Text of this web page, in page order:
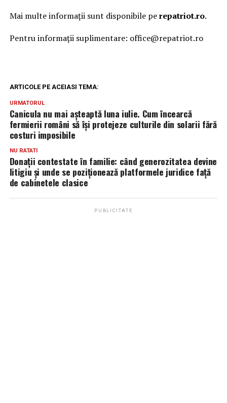
Mai multe informații sunt disponibile perepatriot.ro.
Pentru informații suplimentare: office@repatriot.ro
ARTICOLE PE ACEIASI TEMA:
URMATORUL
Canicula nu mai așteaptă luna iulie. Cum încearcă
fermierii români să își protejeze culturile din solarii fără
costuri imposibile
NU RATATI
Donații contestate în familie: când generozitatea devine
litigiu și unde se poziționează platformele juridice față
de cabinetele clasice
PUBLICITATE